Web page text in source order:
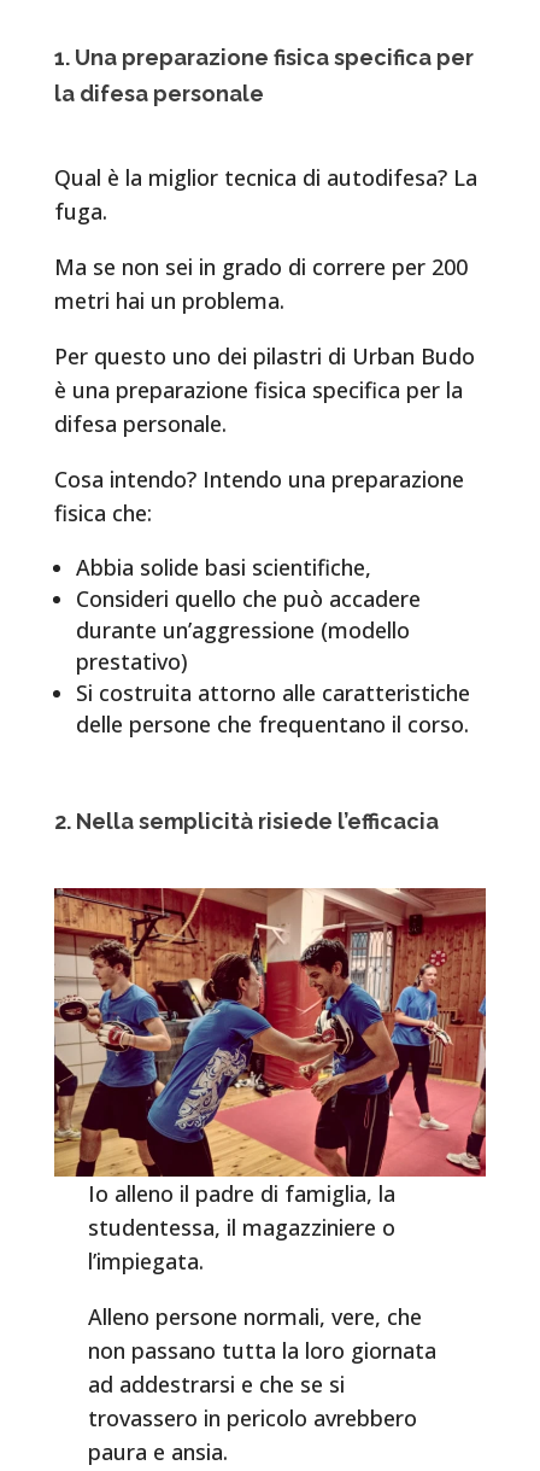
1. Una preparazione fisica specifica per
la difesa personale
Qual è la miglior tecnica di autodifesa? La
fuga.
Ma se non sei in grado di correre per 200
metri hai un problema.
Per questo uno dei pilastri di Urban Budo
è una preparazione fisica specifica per la
difesa personale.
Cosa intendo? Intendo una preparazione
fisica che:
Abbia solide basi scientifiche,
Consideri quello che può accadere
durante un’aggressione (modello
prestativo)
Si costruita attorno alle caratteristiche
delle persone che frequentano il corso.
2. Nella semplicità risiede l’efficacia
Io alleno il padre di famiglia, la
studentessa, il magazziniere o
l’impiegata.
Alleno persone normali, vere, che
non passano tutta la loro giornata
ad addestrarsi e che se si
trovassero in pericolo avrebbero
paura e ansia.